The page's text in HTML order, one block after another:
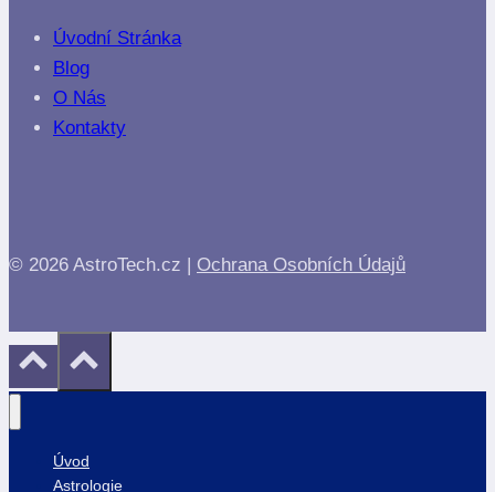
Úvodní Stránka
Blog
O Nás
Kontakty
© 2026 AstroTech.cz | Ochrana Osobních Údajů
Úvod
Astrologie